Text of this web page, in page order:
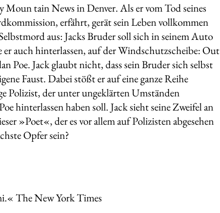
tain News in Denver. Als er vom Tod seines
erfährt, gerät sein Leben vollkommen
aus: Jacks Bruder soll sich in seinem Auto
auch hinterlassen, auf der Windschutzscheibe: Out
Poe. Jack glaubt nicht, dass sein Bruder sich selbst
Faust. Dabei stößt er auf eine ganze Reihe
Polizist, der unter ungeklärten Umständen
hinterlassen haben soll. Jack sieht seine Zweifel an
»Poet«, der es vor allem auf Polizisten abgesehen
Opfer sein?
The New York Times